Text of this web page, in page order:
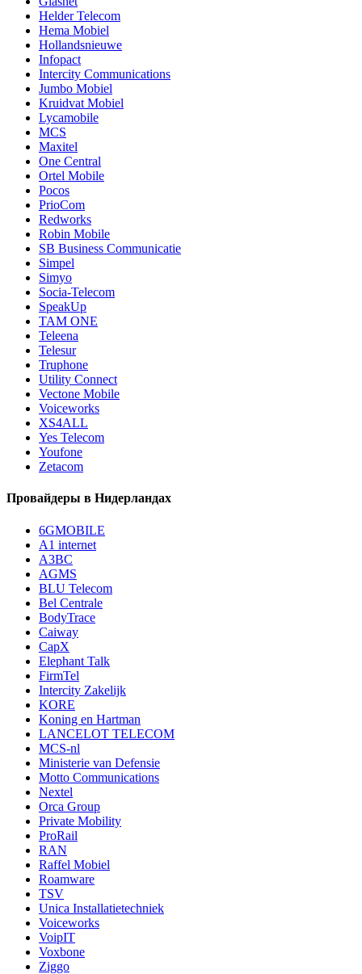
Helder Telecom
Hema Mobiel
Hollandsnieuwe
Infopact
Intercity Communications
Jumbo Mobiel
Kruidvat Mobiel
Lycamobile
MCS
Maxitel
One Central
Ortel Mobile
Pocos
PrioCom
Redworks
Robin Mobile
SB Business Communicatie
Simpel
Simyo
Socia-Telecom
SpeakUp
TAM ONE
Teleena
Telesur
Truphone
Utility Connect
Vectone Mobile
Voiceworks
XS4ALL
Yes Telecom
Youfone
Zetacom
Провайдеры в Нидерландах
6GMOBILE
A1 internet
A3BC
AGMS
BLU Telecom
Bel Centrale
BodyTrace
Caiway
CapX
Elephant Talk
FirmTel
Intercity Zakelijk
KORE
Koning en Hartman
LANCELOT TELECOM
MCS-nl
Ministerie van Defensie
Motto Communications
Nextel
Orca Group
Private Mobility
ProRail
RAN
Raffel Mobiel
Roamware
TSV
Unica Installatietechniek
Voiceworks
VoipIT
Voxbone
Ziggo